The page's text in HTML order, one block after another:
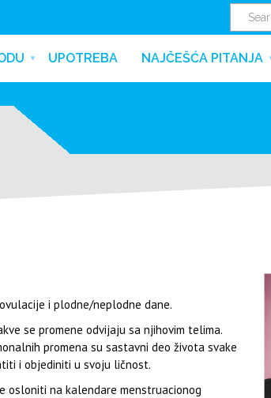
UPOTREBA NAJČEŠĆA PITANJA
i plodne/neplodne dane.
se promene odvijaju sa njihovim telima.
promena su sastavni deo života svake
i objediniti u svoju ličnost.
osloniti na kalendare menstruacionog